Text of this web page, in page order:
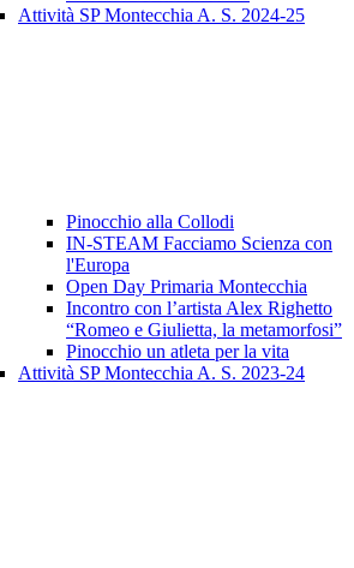
Attività SP Montecchia A. S. 2024-25
Pinocchio alla Collodi
IN-STEAM Facciamo Scienza con
l'Europa
Open Day Primaria Montecchia
Incontro con l’artista Alex Righetto
“Romeo e Giulietta, la metamorfosi”
Pinocchio un atleta per la vita
Attività SP Montecchia A. S. 2023-24